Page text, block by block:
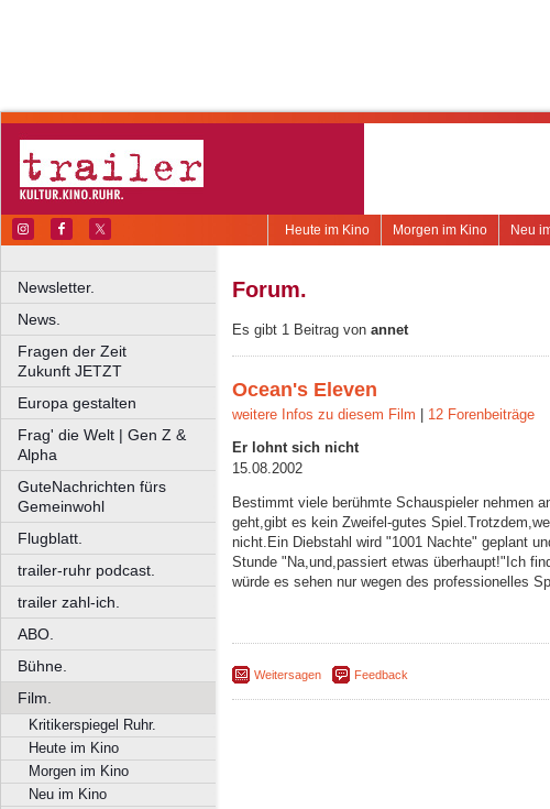
Neu
Morgen im Kino
Heute im Kino
Newsletter.
News.
Fragen der Zeit
Zukunft JETZT
Europa gestalten
Frag' die Welt | Gen Z &
Alpha
GuteNachrichten fürs
Gemeinwohl
Flugblatt.
trailer-ruhr podcast.
trailer zahl-ich.
ABO.
Bühne.
Film.
Kritikerspiegel Ruhr.
Heute im Kino
Morgen im Kino
Neu im Kino
Forum.
Es gibt 1 Beitrag von annet
Ocean's Eleven
weitere Infos zu diesem Film 12 Forenbeiträge
Er lohnt sich nicht
15.08.2002
Bestimmt viele berühmte Schauspieler nehmen
geht,gibt es kein Zweifel-gutes
nicht.Ein Diebstahl wird "1001 Nachte" geplant
Stunde "Na,und,passiert etwas überhaupt!"Ich
würde es sehen nur wegen des professionelles
Weitersagen Feedback